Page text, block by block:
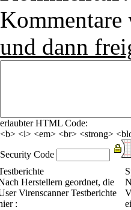
und dann
erlaubter HTML Code:
<b> <i> <em> <br> <strong>
Security Code
Herstellern geordnet, die
Virenscanner Testberichte
: